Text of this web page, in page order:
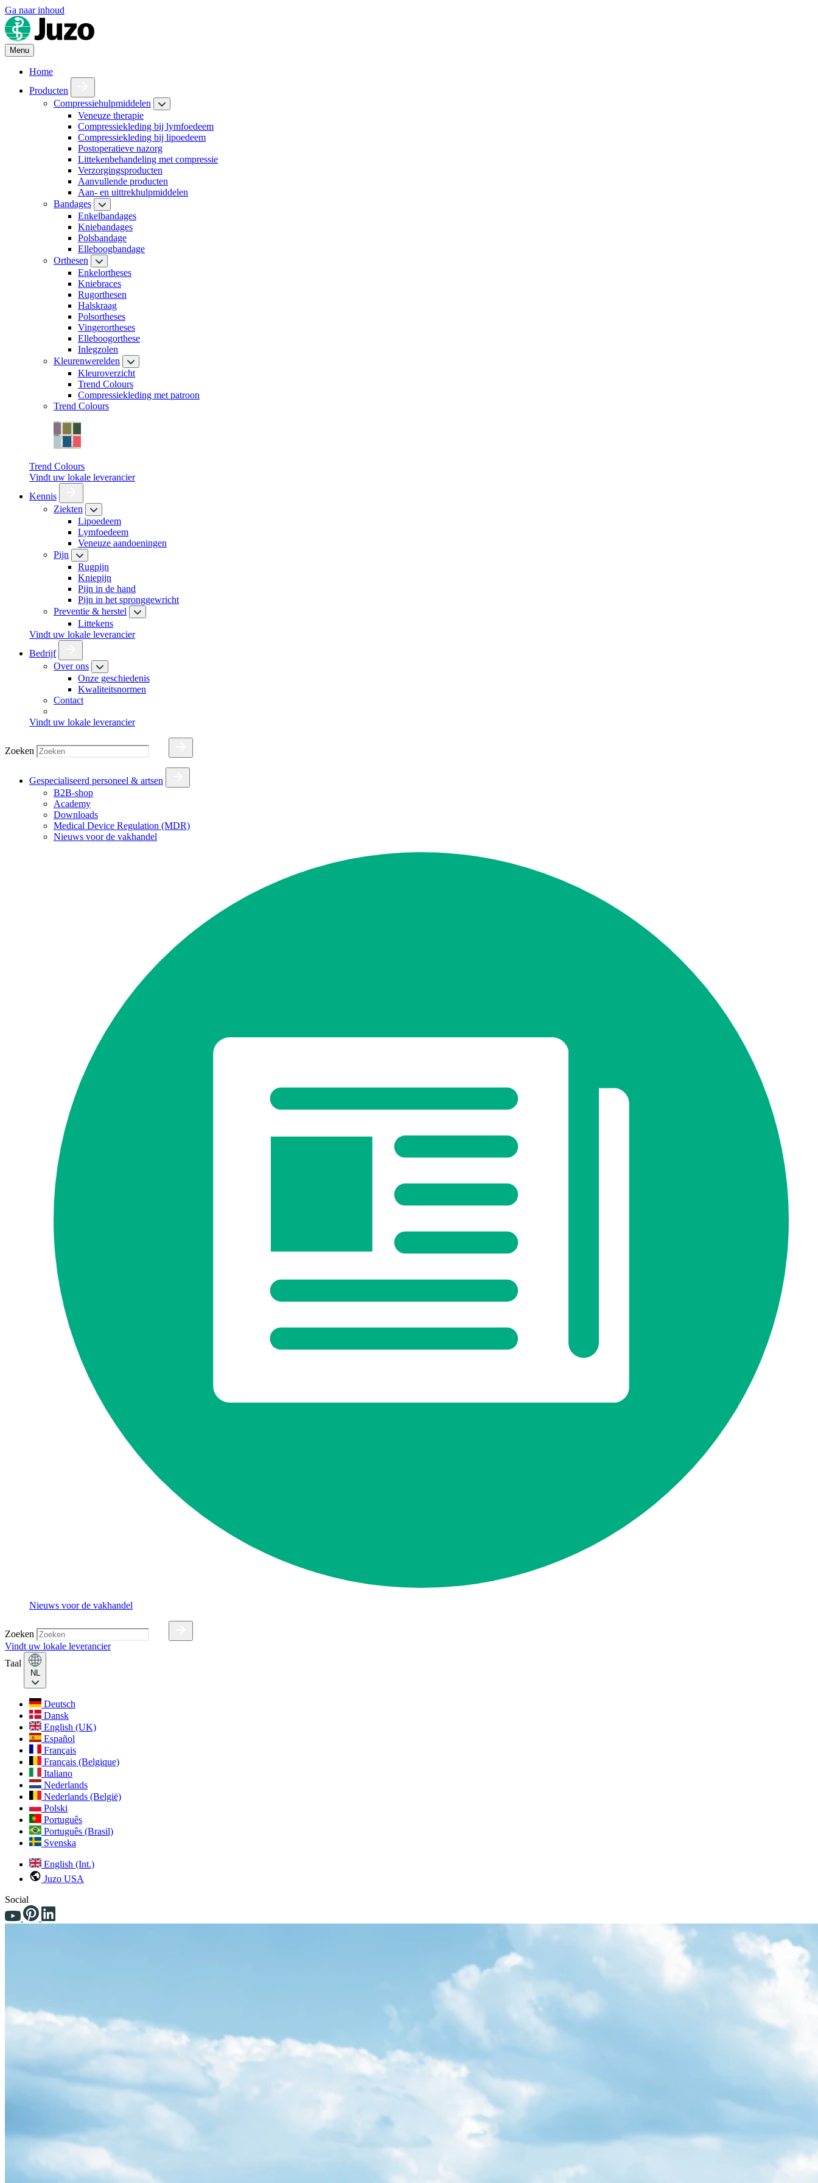
Ga naar inhoud
Menu
Home
Producten
Compressiehulpmiddelen
Veneuze therapie
Compressiekleding bij lymfoedeem
Compressiekleding bij lipoedeem
Postoperatieve nazorg
Littekenbehandeling met compressie
Verzorgingsproducten
Aanvullende producten
Aan- en uittrekhulpmiddelen
Bandages
Enkelbandages
Kniebandages
Polsbandage
Elleboogbandage
Orthesen
Enkelortheses
Kniebraces
Rugorthesen
Halskraag
Polsortheses
Vingerortheses
Elleboogorthese
Inlegzolen
Kleurenwerelden
Kleuroverzicht
Trend Colours
Compressiekleding met patroon
Trend Colours
Trend Colours
Vindt uw lokale leverancier
Kennis
Ziekten
Lipoedeem
Lymfoedeem
Veneuze aandoeningen
Pijn
Rugpijn
Kniepijn
Pijn in de hand
Pijn in het spronggewricht
Preventie & herstel
Littekens
Vindt uw lokale leverancier
Bedrijf
Over ons
Onze geschiedenis
Kwaliteitsnormen
Contact
Vindt uw lokale leverancier
Zoeken
Gespecialiseerd personeel & artsen
B2B-shop
Academy
Downloads
Medical Device Regulation (MDR)
Nieuws voor de vakhandel
Nieuws voor de vakhandel
Zoeken
Vindt uw lokale leverancier
Taal
NL
Deutsch
Dansk
English (UK)
Español
Français
Français (Belgique)
Italiano
Nederlands
Nederlands (België)
Polski
Português
Português (Brasil)
Svenska
English (Int.)
Juzo USA
Social